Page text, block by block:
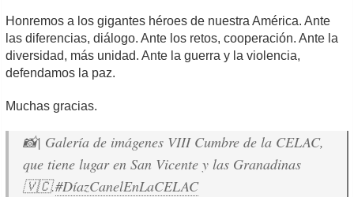
Honremos a los gigantes héroes de nuestra América. Ante
las diferencias, diálogo. Ante los retos, cooperación. Ante la
diversidad, más unidad. Ante la guerra y la violencia,
defendamos la paz.
Muchas gracias.
📸| Galería de imágenes VIII Cumbre de la CELAC,
que tiene lugar en San Vicente y las Granadinas
🇻🇨.#DíazCanelEnLaCELAC